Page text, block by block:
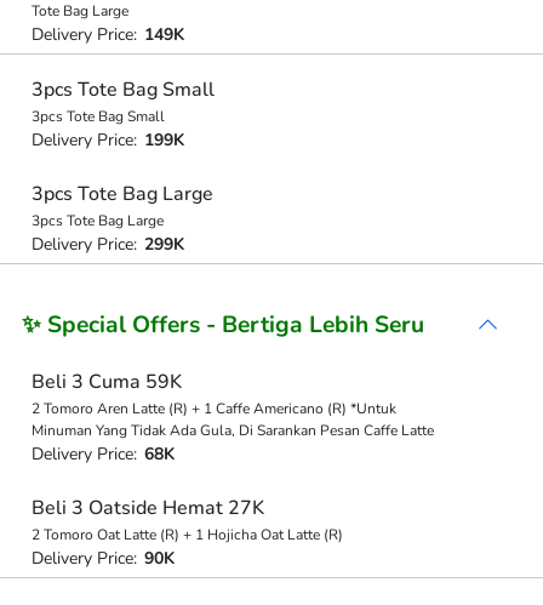
Tote Bag Large
Delivery Price: 149K
3pcs Tote Bag Small
3pcs Tote Bag Small
Delivery Price: 199K
3pcs Tote Bag Large
3pcs Tote Bag Large
Delivery Price: 299K
✨ Special Offers - Bertiga Lebih Seru
Beli 3 Cuma 59K
2 Tomoro Aren Latte (R) + 1 Caffe Americano (R) *Untuk
Minuman Yang Tidak Ada Gula, Di Sarankan Pesan Caffe Latte
Delivery Price: 68K
Beli 3 Oatside Hemat 27K
2 Tomoro Oat Latte (R) + 1 Hojicha Oat Latte (R)
Delivery Price: 90K